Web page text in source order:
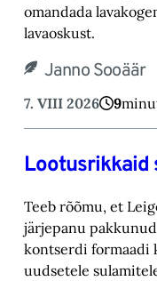
omandada
lavaoskust.‎
Janno Sooäär
7. VIII 2026 9
Lootusrikkaid
Teeb rõõmu, et
järjepanu
kontserdi formaadi
uudsetele